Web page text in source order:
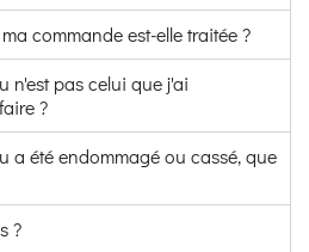
commande est-elle traitée ?
n'est pas celui que j'ai
?
a été endommagé ou cassé, que
?